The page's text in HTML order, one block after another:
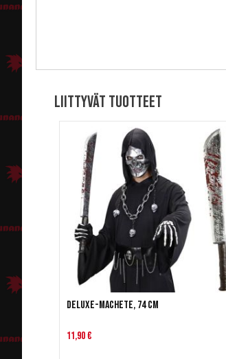
Liittyvät tuotteet
Deluxe-machete, 74 cm
11,90 €